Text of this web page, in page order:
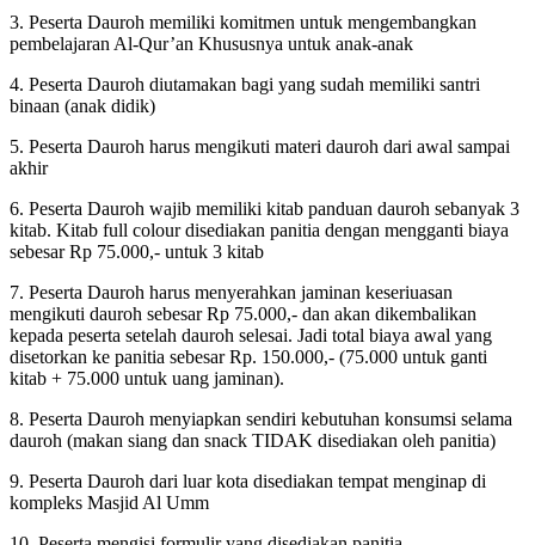
3. Peserta Dauroh memiliki komitmen untuk mengembangkan
pembelajaran Al-Qur’an Khususnya untuk anak-anak
4. Peserta Dauroh diutamakan bagi yang sudah memiliki santri
binaan (anak didik)
5. Peserta Dauroh harus mengikuti materi dauroh dari awal sampai
akhir
6. Peserta Dauroh wajib memiliki kitab panduan dauroh sebanyak 3
kitab. Kitab full colour disediakan panitia dengan mengganti biaya
sebesar Rp 75.000,- untuk 3 kitab
7. Peserta Dauroh harus menyerahkan jaminan keseriuasan
mengikuti dauroh sebesar Rp 75.000,- dan akan dikembalikan
kepada peserta setelah dauroh selesai. Jadi total biaya awal yang
disetorkan ke panitia sebesar Rp. 150.000,- (75.000 untuk ganti
kitab + 75.000 untuk uang jaminan).
8. Peserta Dauroh menyiapkan sendiri kebutuhan konsumsi selama
dauroh (makan siang dan snack TIDAK disediakan oleh panitia)
9. Peserta Dauroh dari luar kota disediakan tempat menginap di
kompleks Masjid Al Umm